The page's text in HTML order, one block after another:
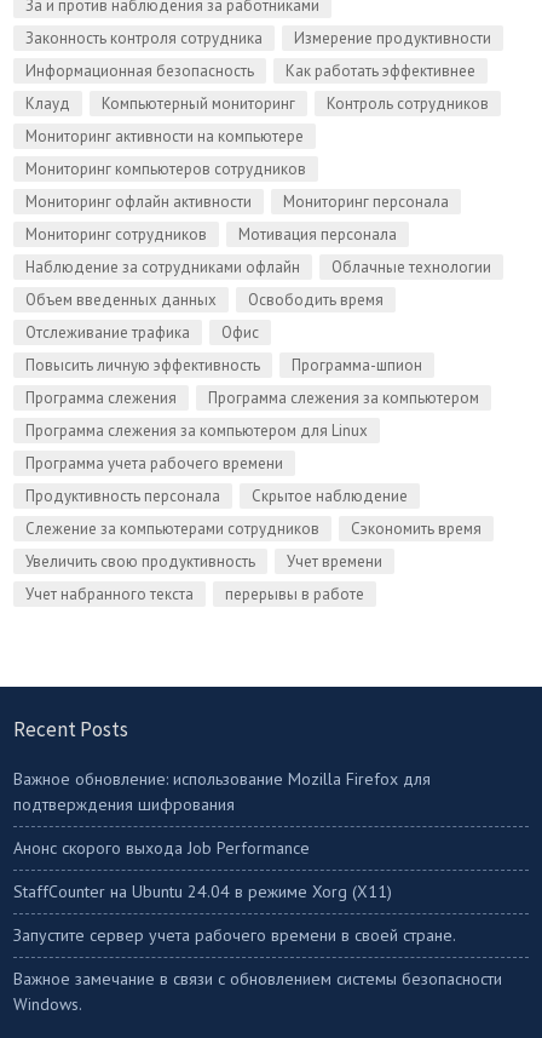
За и против наблюдения за работниками
Законность контроля сотрудника
Измерение продуктивности
Информационная безопасность
Как работать эффективнее
Клауд
Компьютерный мониторинг
Контроль сотрудников
Мониторинг активности на компьютере
Мониторинг компьютеров сотрудников
Мониторинг офлайн активности
Мониторинг персонала
Мониторинг сотрудников
Мотивация персонала
Наблюдение за сотрудниками офлайн
Облачные технологии
Объем введенных данных
Освободить время
Отслеживание трафика
Офис
Повысить личную эффективность
Программа-шпион
Программа слежения
Программа слежения за компьютером
Программа слежения за компьютером для Linux
Программа учета рабочего времени
Продуктивность персонала
Скрытое наблюдение
Слежение за компьютерами сотрудников
Сэкономить время
Увеличить свою продуктивность
Учет времени
Учет набранного текста
перерывы в работе
Recent Posts
Важное обновление: использование Mozilla Firefox для
подтверждения шифрования
Анонс скорого выхода Job Performance
StaffСounter на Ubuntu 24.04 в режиме Xorg (X11)
Запустите сервер учета рабочего времени в своей стране.
Важное замечание в связи с обновлением системы безопасности
Windows.